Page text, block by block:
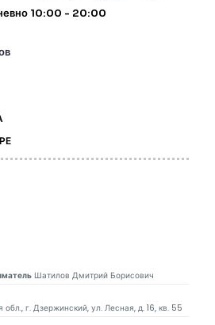
10:00 - 20:00
Шатилов Дмитрий Борисович
г. Дзержинский, ул. Лесная, д. 16, кв. 55